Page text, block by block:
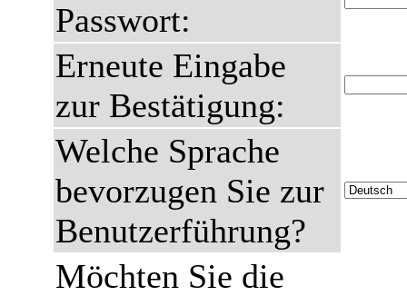
Passwort:
Erneute Eingabe
zur Bestätigung:
Welche Sprache
bevorzugen Sie zur
Benutzerführung?
Möchten Sie die